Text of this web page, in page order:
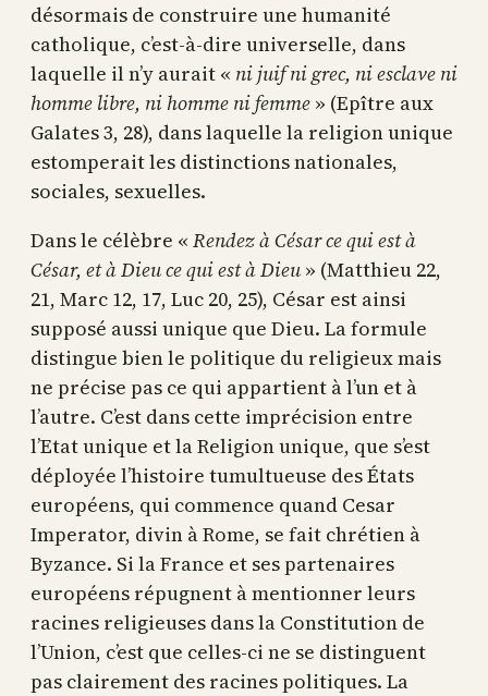
désormais de construire une humanité
catholique, c’est-à-dire universelle, dans
laquelle il n’y aurait « ni juif ni grec, ni esclave ni
homme libre, ni homme ni femme » (Epître aux
Galates 3, 28), dans laquelle la religion unique
estomperait les distinctions nationales,
sociales, sexuelles.
Dans le célèbre « Rendez à César ce qui est à
César, et à Dieu ce qui est à Dieu » (Matthieu 22,
21, Marc 12, 17, Luc 20, 25), César est ainsi
supposé aussi unique que Dieu. La formule
distingue bien le politique du religieux mais
ne précise pas ce qui appartient à l’un et à
l’autre. C’est dans cette imprécision entre
l’Etat unique et la Religion unique, que s’est
déployée l’histoire tumultueuse des États
européens, qui commence quand Cesar
Imperator, divin à Rome, se fait chrétien à
Byzance. Si la France et ses partenaires
européens répugnent à mentionner leurs
racines religieuses dans la Constitution de
l’Union, c’est que celles-ci ne se distinguent
pas clairement des racines politiques. La